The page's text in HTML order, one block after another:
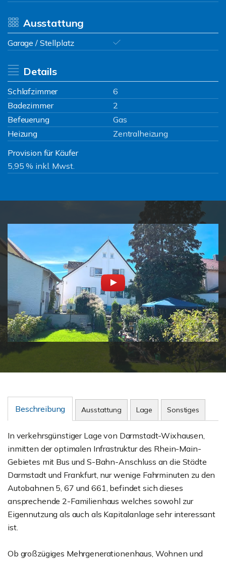
Ausstattung
Garage / Stellplatz
Details
Schlafzimmer
6
Badezimmer
2
Befeuerung
Gas
Heizung
Zentralheizung
Provision für Käufer
5,95 % inkl. Mwst.
Beschreibung Ausstattung Lage Sonstiges
In verkehrsgünstiger Lage von Darmstadt-Wixhausen,
inmitten der optimalen Infrastruktur des Rhein-Main-
Gebietes mit Bus und S-Bahn-Anschluss an die Städte
Darmstadt und Frankfurt, nur wenige Fahrminuten zu den
Autobahnen 5, 67 und 661, befindet sich dieses
ansprechende 2-Familienhaus welches sowohl zur
Eigennutzung als auch als Kapitalanlage sehr interessant
ist.
Ob großzügiges Mehrgenerationenhaus, Wohnen und